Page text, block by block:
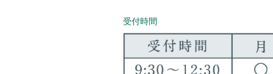
受付時間